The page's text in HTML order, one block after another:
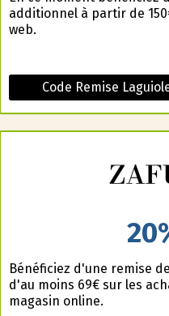
additionnel à partir de
web.
Code Remise
Bénéficiez d'une remise
d'au moins 69€ sur les
magasin online.